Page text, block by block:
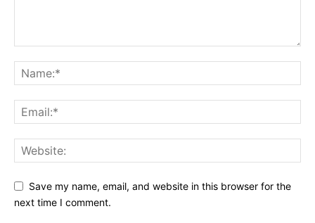
Save my name, email, and website in this browser for the
next time I comment.